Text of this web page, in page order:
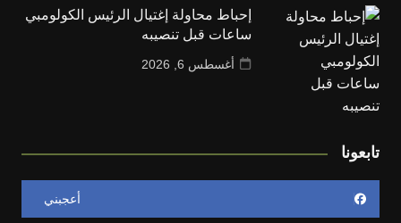
إحباط محاولة إغتيال الرئيس الكولومبي
ساعات قبل تنصيبه
أغسطس 6, 2026
تابعونا
أعجبني